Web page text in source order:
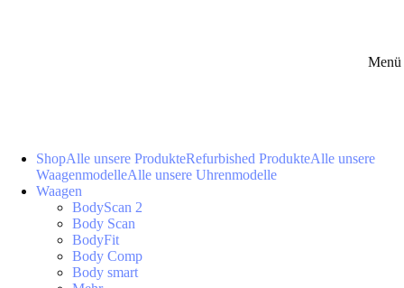
Menü
ShopAlle unsere ProdukteRefurbished ProdukteAlle unsere
WaagenmodelleAlle unsere Uhrenmodelle
Waagen
BodyScan 2
Body Scan
BodyFit
Body Comp
Body smart